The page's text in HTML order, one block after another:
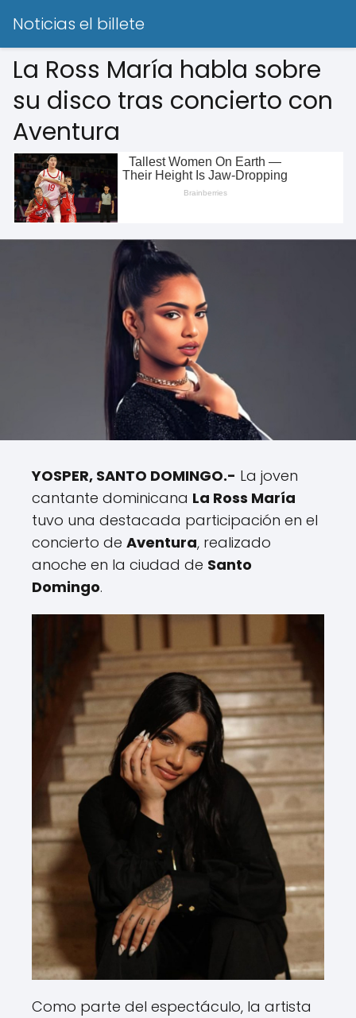
Noticias el billete
La Ross María habla sobre
su disco tras concierto con
Aventura
YOSPER, SANTO DOMINGO.- La joven
cantante dominicana La Ross María
tuvo una destacada participación en el
concierto de Aventura, realizado
anoche en la ciudad de Santo
Domingo.
Como parte del espectáculo, la artista